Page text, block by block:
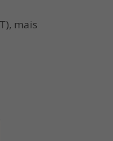
mais